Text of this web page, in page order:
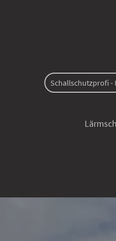
Schallschutzprofi -
Lärmschutzkabinen,